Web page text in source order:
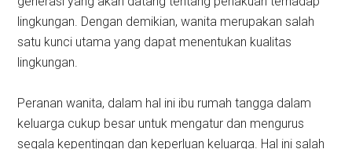
lingkungan. Dengan demikian, wanita merupakan salah
satu kunci utama yang dapat menentukan kualitas
lingkungan.
Peranan wanita, dalam hal ini ibu rumah tangga dalam
keluarga cukup besar untuk mengatur dan mengurus
segala kepentingan dan keperluan keluarga. Hal ini salah